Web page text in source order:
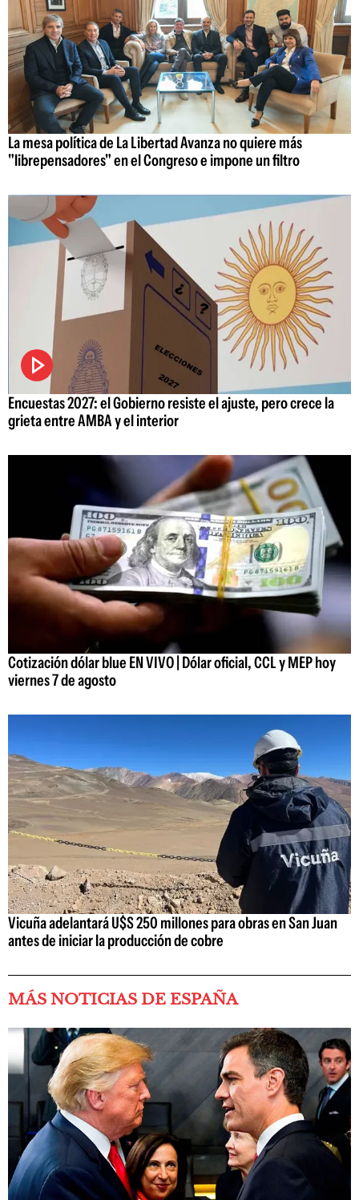
La mesa política de La Libertad Avanza no quiere más
"librepensadores" en el Congreso e impone un filtro
Encuestas 2027: el Gobierno resiste el ajuste, pero crece la
grieta entre AMBA y el interior
Cotización dólar blue EN VIVO | Dólar oficial, CCL y MEP hoy
viernes 7 de agosto
Vicuña adelantará U$S 250 millones para obras en San Juan
antes de iniciar la producción de cobre
MÁS NOTICIAS DE ESPAÑA